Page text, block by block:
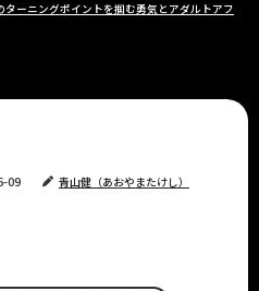
ターニングポイントを掴む勇気とアダルトアフ
09 青山健（あおやまたけし）